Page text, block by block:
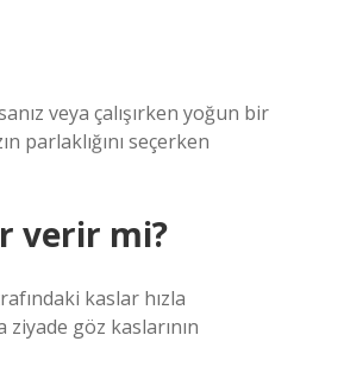
veya çalışırken yoğun bir
parlaklığını seçerken
verir mi?
kaslar hızla
göz kaslarının